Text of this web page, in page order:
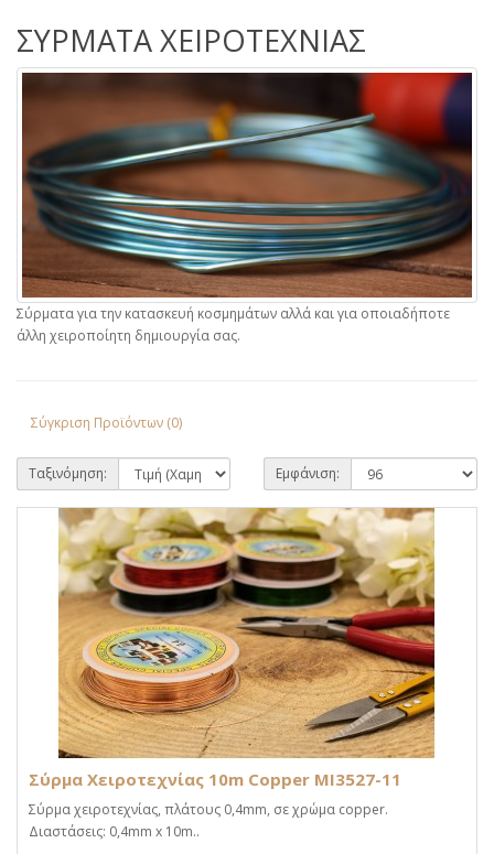
ΣΥΡΜΑΤΑ ΧΕΙΡΟΤΕΧΝΙΑΣ
Σύρματα για την κατασκευή κοσμημάτων αλλά και για οποιαδήποτε
άλλη χειροποίητη δημιουργία σας.
Σύγκριση Προϊόντων (0)
Ταξινόμηση: Εμφάνιση:
Σύρμα Χειροτεχνίας 10m Copper MI3527-11
Σύρμα χειροτεχνίας, πλάτους 0,4mm, σε χρώμα copper.
Διαστάσεις: 0,4mm x 10m..